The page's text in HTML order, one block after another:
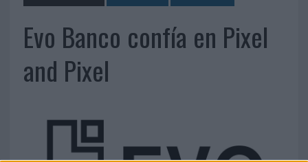
Evo Banco confía en Pixel
and Pixel